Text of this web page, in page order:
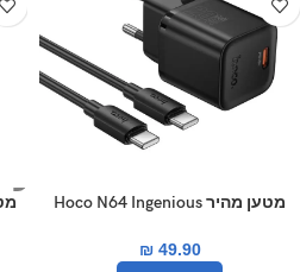
מטען מהיר Hoco N64 Ingenious
₪49.90